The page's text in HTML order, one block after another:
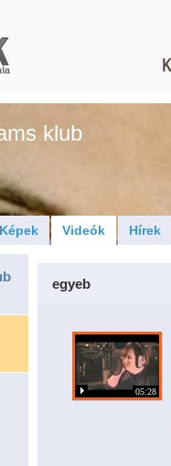
klub
Képek Videók Hírek
egyeb
05:28